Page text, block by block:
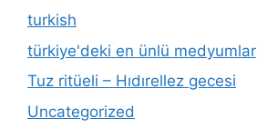
turkish
türkiye'deki en ünlü medyumlar
Tuz ritüeli – Hıdırellez gecesi
Uncategorized